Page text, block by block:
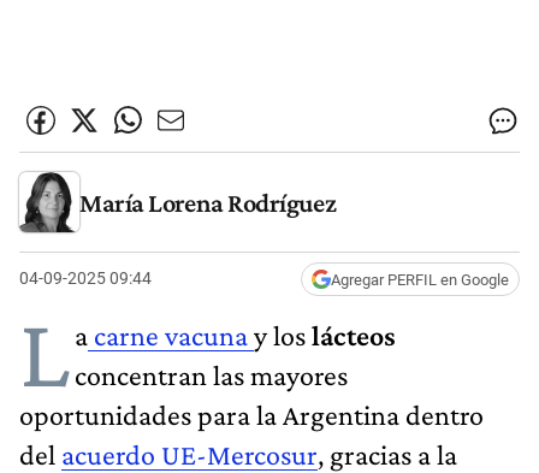
María Lorena Rodríguez
04-09-2025 09:44 Agregar PERFIL en Google
La carne vacunay loslácteos
concentran las mayores
oportunidades para la Argentina dentro
del acuerdo UE-Mercosur, gracias a la